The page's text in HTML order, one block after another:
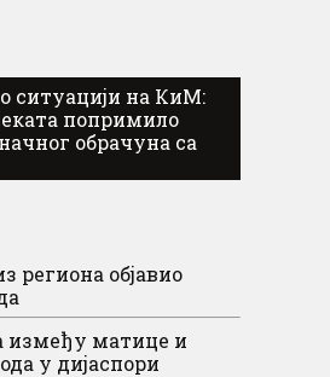
ситуацији на КиМ:
попримило
обрачуна са
региона објавио
између матице и
у дијаспори